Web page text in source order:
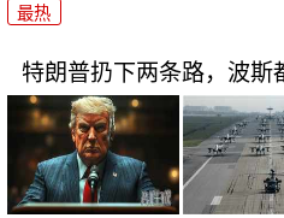
最热
特朗普扔下两条路，波斯